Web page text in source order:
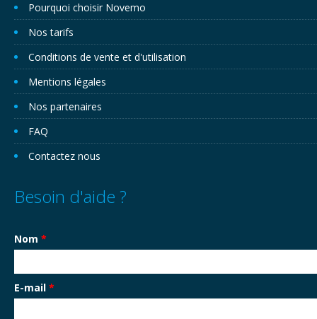
Pourquoi choisir Novemo
Nos tarifs
Conditions de vente et d'utilisation
Mentions légales
Nos partenaires
FAQ
Contactez nous
Besoin d'aide ?
Nom *
E-mail *